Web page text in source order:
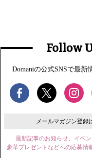
Follow
Domaniの公式SNSで最新
メールマガジン登録
最新記事のお知らせ、イベン
豪華プレゼントなどへの応募情